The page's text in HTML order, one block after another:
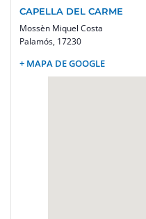
CAPELLA DEL CARME
Mossèn Miquel Costa
Palamós, 17230
+ MAPA DE GOOGLE